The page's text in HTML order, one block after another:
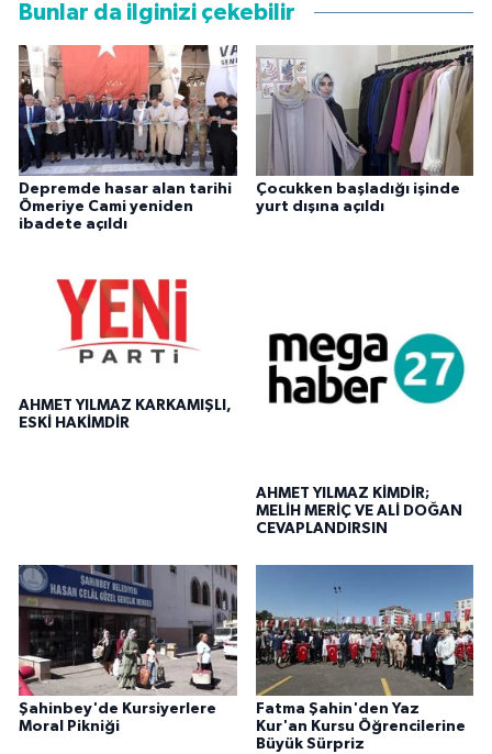
Bunlar da ilginizi çekebilir
Depremde hasar alan tarihi
Ömeriye Cami yeniden
ibadete açıldı
Çocukken başladığı işinde
yurt dışına açıldı
AHMET YILMAZ KARKAMIŞLI,
ESKİ HAKİMDİR
AHMET YILMAZ KİMDİR;
MELİH MERİÇ VE ALİ DOĞAN
CEVAPLANDIRSIN
Şahinbey'de Kursiyerlere
Moral Pikniği
Fatma Şahin'den Yaz
Kur'an Kursu Öğrencilerine
Büyük Sürpriz